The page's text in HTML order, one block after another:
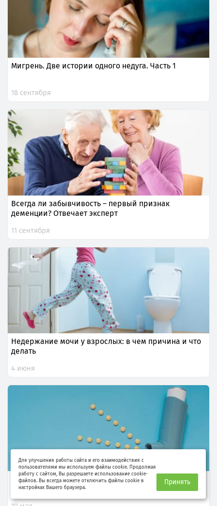
Мигрень. Две истории одного недуга. Часть 1
18 сентября
Всегда ли забывчивость – первый признак
деменции? Отвечает эксперт
11 сентября
Недержание мочи у взрослых: в чем причина и что
делать
4 июня
Бронхиальная астма – это навсегда?
Для улучшения работы сайта и его взаимодействия с
пользователями мы используем файлы cookie. Продолжая
работу с сайтом, Вы разрешаете использование cookie-
файлов. Вы всегда можете отключить файлы cookie в
настройках Вашего браузера.
Принять